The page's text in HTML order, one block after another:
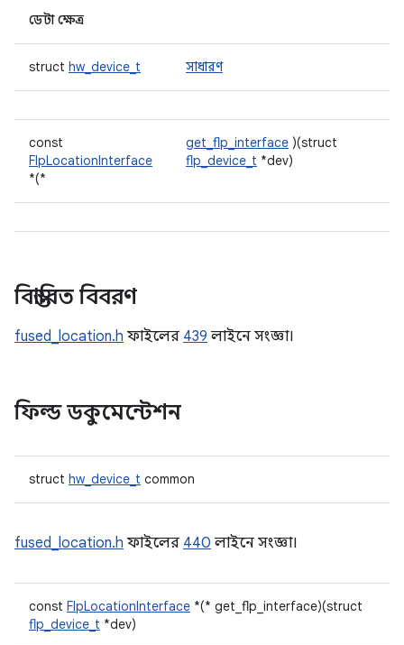
ডেটা ক্ষেত্র
struct hw_device_t সাধারণ
const
FlpLocationInterface
*(*
get_flp_interface )(struct
flp_device_t *dev)
বিস্তারিত বিবরণ
fused_location.h ফাইলের 439 লাইনে সংজ্ঞা।
ফিল্ড ডকুমেন্টেশন
struct hw_device_t common
fused_location.h ফাইলের 440 লাইনে সংজ্ঞা।
const FlpLocationInterface *(* get_flp_interface)(struct
flp_device_t *dev)